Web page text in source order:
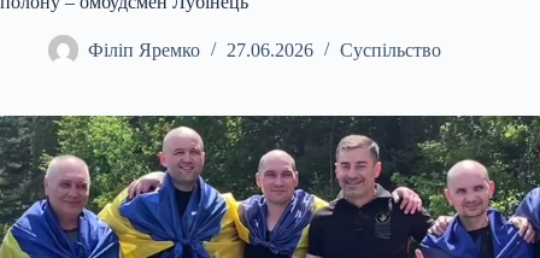
Філіп Яремко 27.06.2026 Суспільство